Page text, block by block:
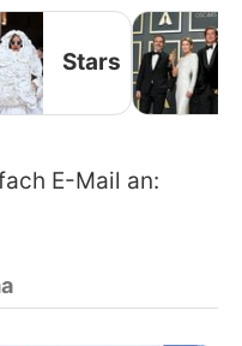
Stars
E-Mail an: